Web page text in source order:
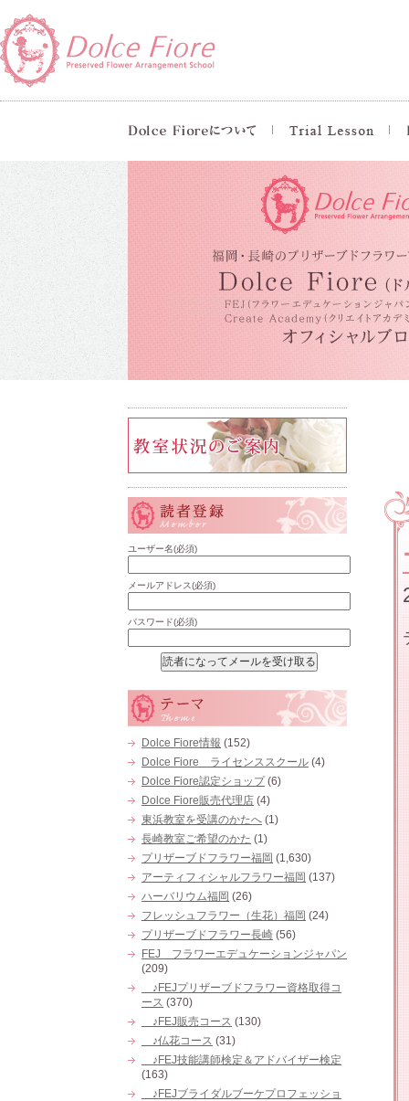
ユーザー名(必須)
メールアドレス(必須)
パスワード(必須)
Dolce Fiore情報 (152)
Dolce Fiore ライセンススクール (4)
Dolce Fiore認定ショップ(6)
Dolce Fiore販売代理店 (4)
東浜教室を受講のかたへ (1)
長崎教室ご希望のかた (1)
プリザーブドフラワー福岡 (1,630)
アーティフィシャルフラワー福岡 (137)
ハーバリウム福岡 (26)
フレッシュフラワー（生花）福岡 (24)
プリザーブドフラワー長崎 (56)
FEJ フラワーエデュケーションジャパン
(209)
♪FEJプリザーブドフラワー資格取得コ
ース (370)
♪FEJ販売コース (130)
♪仏花コース (31)
♪FEJ技能講師検定＆アドバイザー検定
(163)
♪FEJブライダルブーケプロフェッショ